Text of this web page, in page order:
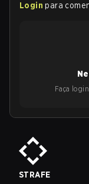
Login para
Faça
STRAFE